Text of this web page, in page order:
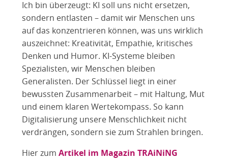
Ich bin überzeugt: KI soll uns nicht ersetzen,
sondern entlasten – damit wir Menschen uns
auf das konzentrieren können, was uns wirklich
auszeichnet: Kreativität, Empathie, kritisches
Denken und Humor. KI-Systeme bleiben
Spezialisten, wir Menschen bleiben
Generalisten. Der Schlüssel liegt in einer
bewussten Zusammenarbeit – mit Haltung, Mut
und einem klaren Wertekompass. So kann
Digitalisierung unsere Menschlichkeit nicht
verdrängen, sondern sie zum Strahlen bringen.
Hier zum Artikel im Magazin TRAiNiNG